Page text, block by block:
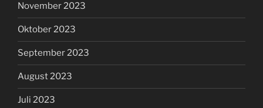
November 2023
Oktober 2023
September 2023
August 2023
Juli 2023